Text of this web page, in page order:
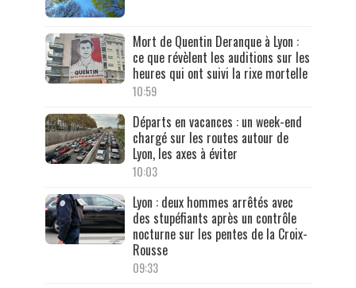
Mort de Quentin Deranque à Lyon :
ce que révèlent les auditions sur les
heures qui ont suivi la rixe mortelle
10:59
Départs en vacances : un week-end
chargé sur les routes autour de
Lyon, les axes à éviter
10:03
Lyon : deux hommes arrêtés avec
des stupéfiants après un contrôle
nocturne sur les pentes de la Croix-
Rousse
09:33